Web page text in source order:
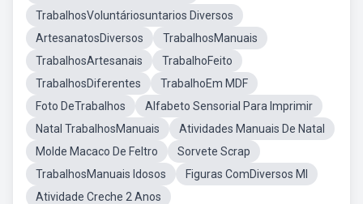
TrabalhosVoluntáriosuntarios Diversos
ArtesanatosDiversos
TrabalhosManuais
TrabalhosArtesanais
TrabalhoFeito
TrabalhosDiferentes
TrabalhoEm MDF
Foto DeTrabalhos
Alfabeto Sensorial Para Imprimir
Natal TrabalhosManuais
Atividades Manuais De Natal
Molde Macaco De Feltro
Sorvete Scrap
TrabalhosManuais Idosos
Figuras ComDiversos Ml
Atividade Creche 2 Anos